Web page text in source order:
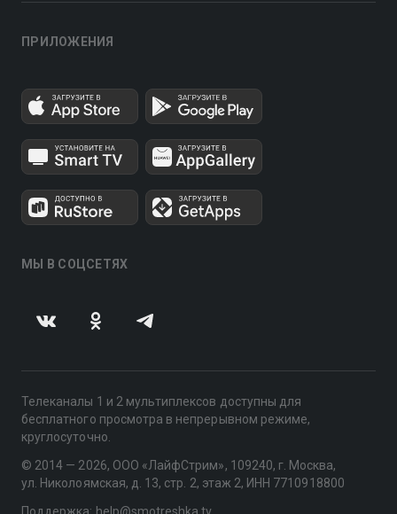
ПРИЛОЖЕНИЯ
МЫ В СОЦСЕТЯХ
Телеканалы 1 и 2 мультиплексов доступны для
бесплатного просмотра в непрерывном режиме,
круглосуточно.
© 2014 — 2026, ООО «ЛайфСтрим», 109240, г. Москва,
ул. Николоямская, д. 13, стр. 2, этаж 2, ИНН 7710918800